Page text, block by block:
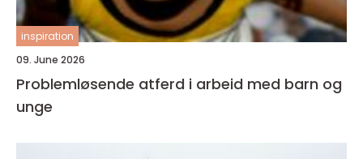
inspiration
09. June 2026
Problemløsende atferd i arbeid med barn og
unge